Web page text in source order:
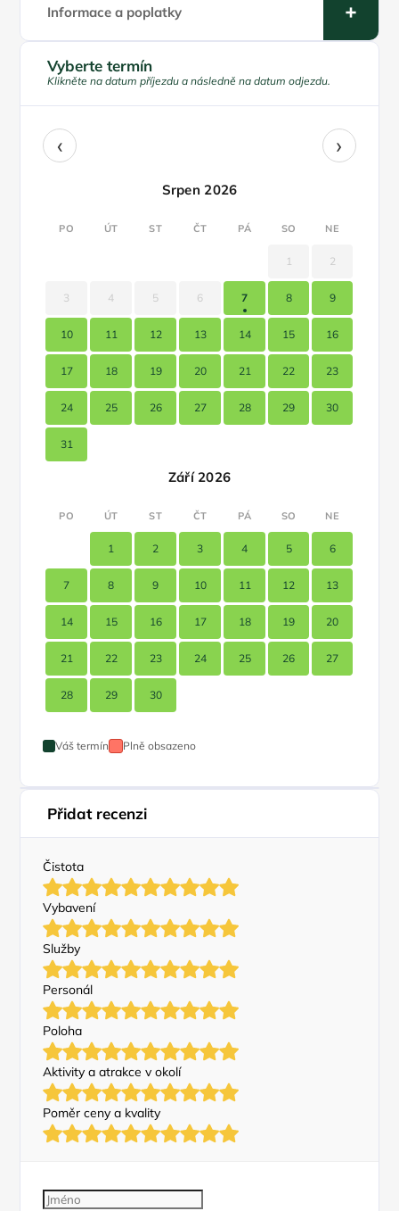
Informace a poplatky
Vyberte termín
Klikněte na datum příjezdu a následně na datum odjezdu.
‹ ›
Srpen 2026
PO ÚT ST ČT PÁ SO NE
1 2
3 4 5 6 7 8 9
10 11 12 13 14 15 16
17 18 19 20 21 22 23
24 25 26 27 28 29 30
31
Září 2026
PO ÚT ST ČT PÁ SO NE
1 2 3 4 5 6
7 8 9 10 11 12 13
14 15 16 17 18 19 20
21 22 23 24 25 26 27
28 29 30
Váš termín Plně obsazeno
Přidat recenzi
Čistota
Vybavení
Služby
Personál
Poloha
Aktivity a atrakce v okolí
Poměr ceny a kvality